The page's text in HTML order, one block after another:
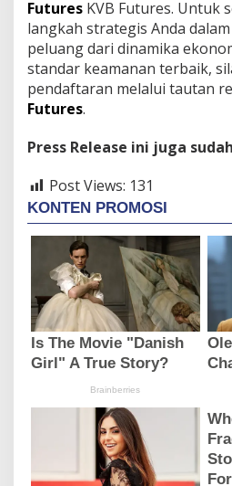
Futures KVB Futures. Untuk
langkah strategis Anda
peluang dari dinamika
standar keamanan terbaik,
pendaftaran melalui tautan
Futures.
Press Release ini juga
Post Views: 131